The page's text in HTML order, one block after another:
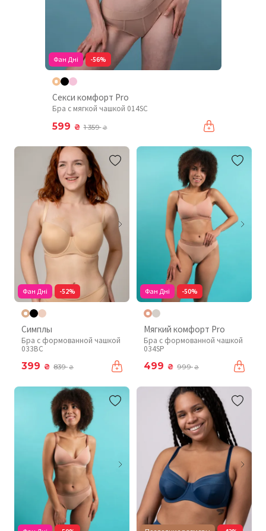
Фан Дні -56%
Секси комфорт Pro
Бра с мягкой чашкой 014SC
599 ₴ 1 359₴
Фан Дні -52%
Симплы
Бра с формованной чашкой
033BC
399 ₴ 839₴
Фан Дні -50%
Мягкий комфорт Pro
Бра с формованной чашкой
034SP
499 ₴ 999₴